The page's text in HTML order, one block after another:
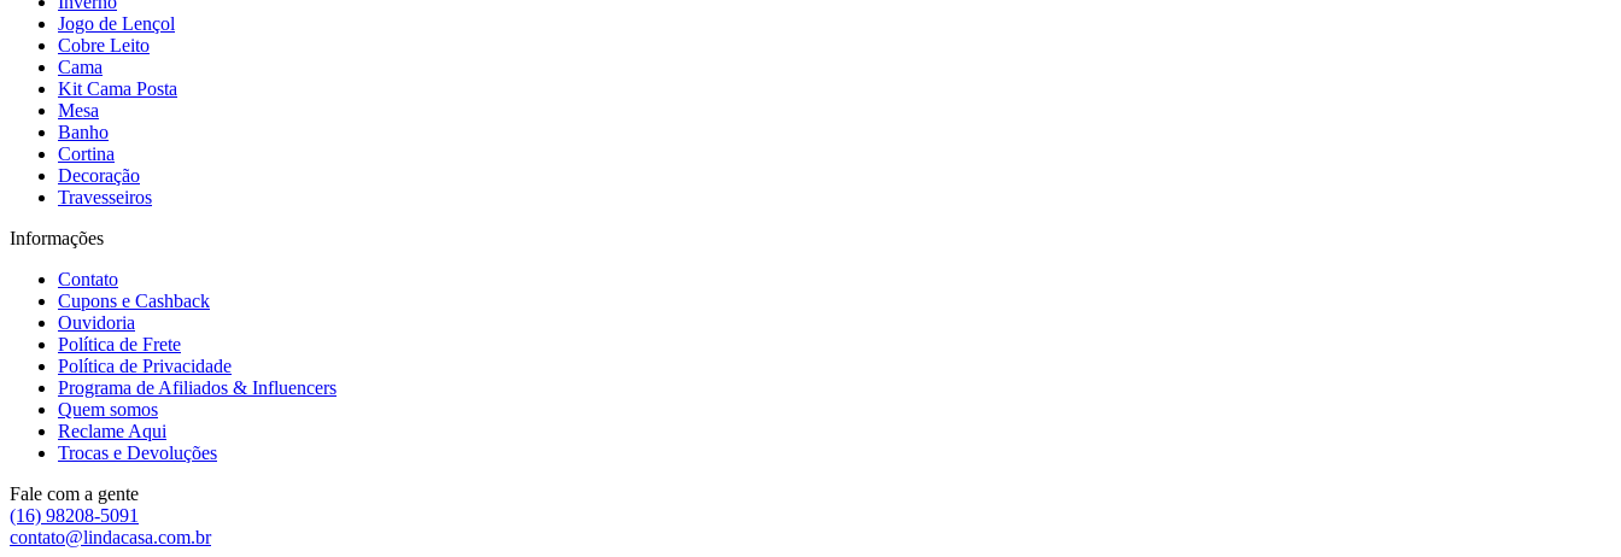
Jogo de Lençol
Cobre Leito
Cama
Kit Cama Posta
Mesa
Banho
Cortina
Decoração
Travesseiros
Informações
Contato
Cupons e Cashback
Ouvidoria
Política de Frete
Política de Privacidade
Programa de Afiliados & Influencers
Quem somos
Reclame Aqui
Trocas e Devoluções
Fale com a gente
(16) 98208-5091
contato@lindacasa.com.br